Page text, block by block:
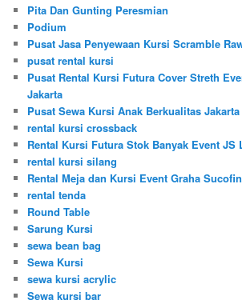
Pita Dan Gunting Peresmian
Podium
Pusat Jasa Penyewaan Kursi Scramble
pusat rental kursi
Pusat Rental Kursi Futura Cover Streth
Jakarta
Pusat Sewa Kursi Anak Berkualitas Jakarta
rental kursi crossback
Rental Kursi Futura Stok Banyak Event JS
rental kursi silang
Rental Meja dan Kursi Event Graha
rental tenda
Round Table
Sarung Kursi
sewa bean bag
Sewa Kursi
sewa kursi acrylic
Sewa kursi bar